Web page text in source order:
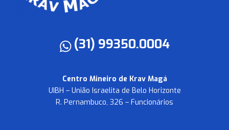
(31) 99350.0004
Centro Mineiro de Krav Magá
UIBH – União Israelita de Belo Horizonte
R. Pernambuco, 326 – Funcionários